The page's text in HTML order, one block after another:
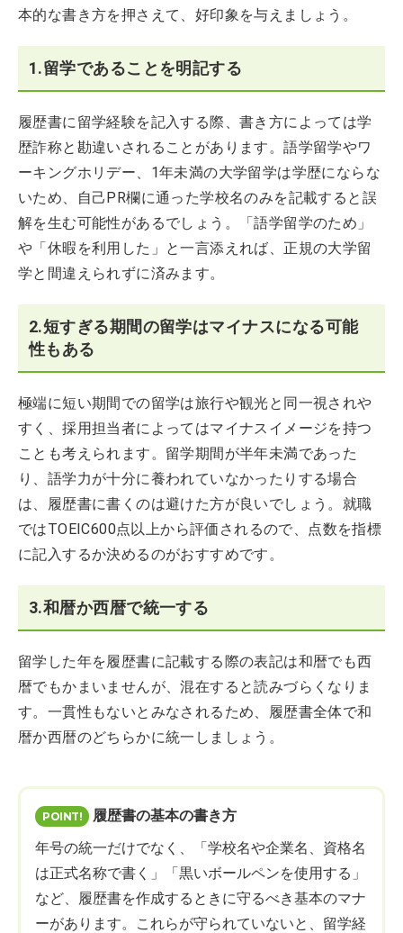
本的な書き方を押さえて、好印象を与えましょう。
1.留学であることを明記する
履歴書に留学経験を記入する際、書き方によっては学
歴詐称と勘違いされることがあります。語学留学やワ
ーキングホリデー、1年未満の大学留学は学歴にならな
いため、自己PR欄に通った学校名のみを記載すると誤
解を生む可能性があるでしょう。「語学留学のため」
や「休暇を利用した」と一言添えれば、正規の大学留
学と間違えられずに済みます。
2.短すぎる期間の留学はマイナスになる可能
性もある
極端に短い期間での留学は旅行や観光と同一視されや
すく、採用担当者によってはマイナスイメージを持つ
ことも考えられます。留学期間が半年未満であった
り、語学力が十分に養われていなかったりする場合
は、履歴書に書くのは避けた方が良いでしょう。就職
ではTOEIC600点以上から評価されるので、点数を指標
に記入するか決めるのがおすすめです。
3.和暦か西暦で統一する
留学した年を履歴書に記載する際の表記は和暦でも西
暦でもかまいませんが、混在すると読みづらくなりま
す。一貫性もないとみなされるため、履歴書全体で和
暦か西暦のどちらかに統一しましょう。
履歴書の基本の書き方
年号の統一だけでなく、「学校名や企業名、資格名
は正式名称で書く」「黒いボールペンを使用する」
など、履歴書を作成するときに守るべき基本のマナ
ーがあります。これらが守られていないと、留学経